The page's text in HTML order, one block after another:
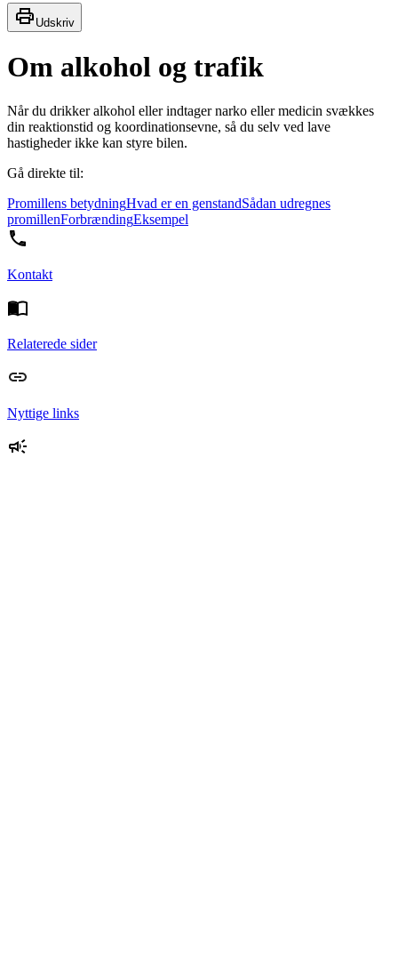
Udskriv
Om alkohol og trafik
Når du drikker alkohol eller indtager narko eller medicin svækkes
din reaktionstid og koordinationsevne, så du selv ved lave
hastigheder ikke kan styre bilen.
Gå direkte til:
Promillens betydningHvad er en genstandSådan udregnes
promillenForbrændingEksempel
Kontakt
Relaterede sider
Nyttige links